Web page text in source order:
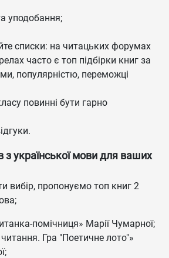
уподобання;
списки: на читацьких форумах
часто є топ підбірки книг за
популярністю, переможці
повинні бути гарно
з української мови для ваших
вибір, пропонуємо топ книг 2
помічниця» Марії Чумарної;
читання. Гра "Поетичне лото"»